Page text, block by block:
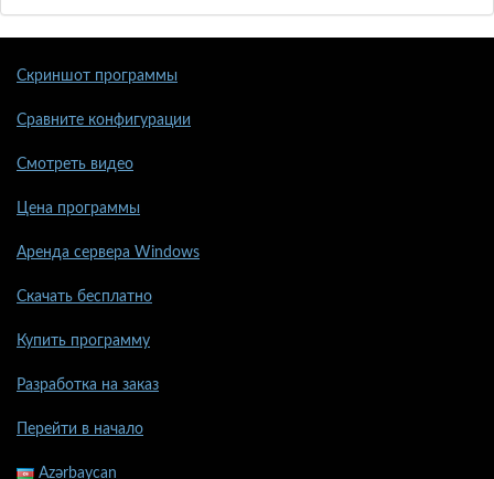
Скриншот программы
Сравните конфигурации
Смотреть видео
Цена программы
Аренда сервера Windows
Скачать бесплатно
Купить программу
Разработка на заказ
Перейти в начало
Azərbaycan